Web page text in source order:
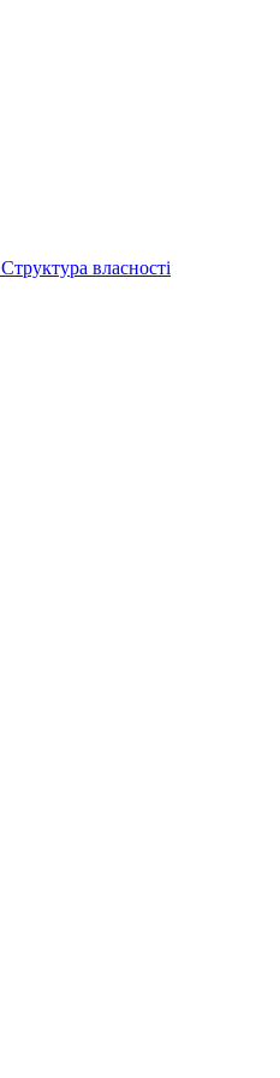
Структура власності